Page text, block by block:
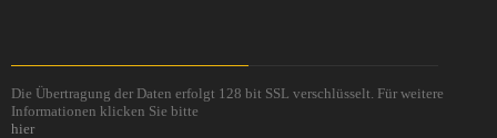
Die Übertragung der Daten erfolgt 128 bit SSL verschlüsselt. Für weitere
Informationen klicken Sie bitte
hier